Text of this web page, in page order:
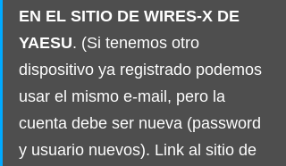
EN EL SITIO DE WIRES-X DE
YAESU. (Si tenemos otro
dispositivo ya registrado podemos
usar el mismo e-mail, pero la
cuenta debe ser nueva (password
y usuario nuevos). Link al sitio de